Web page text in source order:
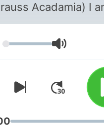
Acadamia) I am very
to share this
you. Autism
born through the
have embarked
and knowledge
way. I would love to
I have learnt in the
years
עוצמת שמע